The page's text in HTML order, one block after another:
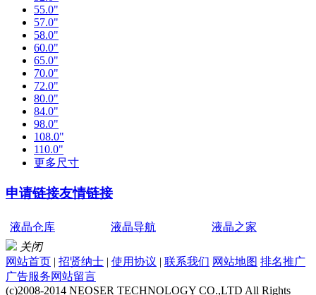
55.0"
57.0"
58.0"
60.0"
65.0"
70.0"
72.0"
80.0"
84.0"
98.0"
108.0"
110.0"
更多尺寸
申请链接友情链接
液晶仓库 液晶导航
液晶之家
关闭
网站首页 | 招贤纳士 | 使用协议 | 联系我们 网站地图 排名推广
广告服务网站留言
(c)2008-2014 NEOSER TECHNOLOGY CO.,LTD All Rights